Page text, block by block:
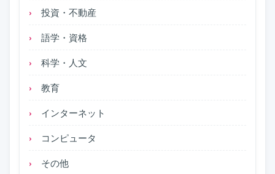
投資・不動産
語学・資格
科学・人文
教育
インターネット
コンピュータ
その他